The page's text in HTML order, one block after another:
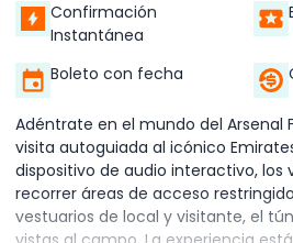
Confirmación
Instantánea
Boleto con fecha
Adéntrate en el mundo del Arsenal
visita autoguiada al icónico
dispositivo de audio interactivo, los
recorrer áreas de acceso
vestuarios de local y visitante, el